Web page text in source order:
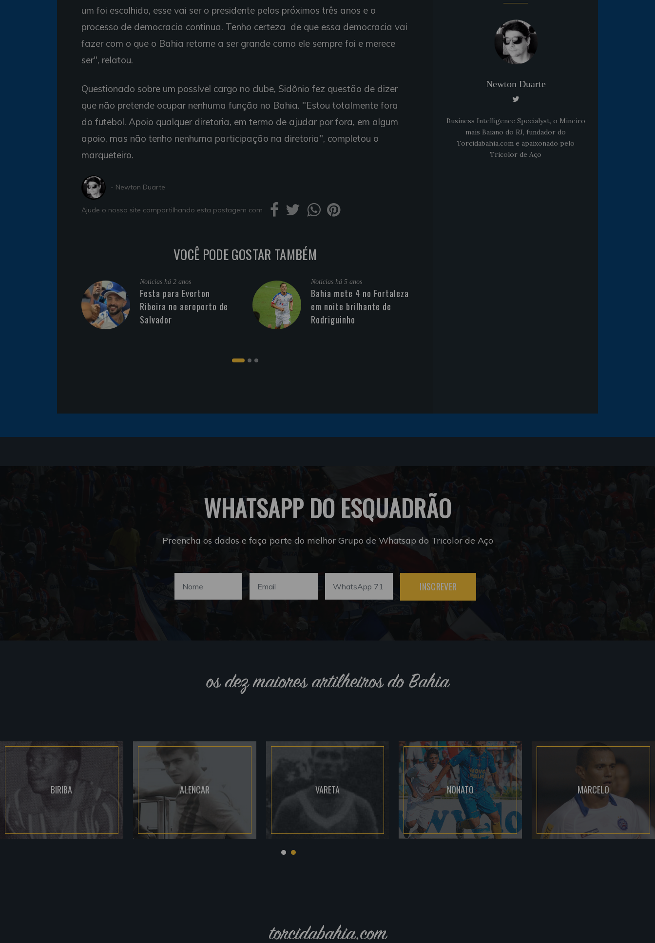
um foi escolhido, esse vai ser o presidente pelos próximos três anos e o
processo de democracia continua. Tenho certeza de que essa democracia vai
fazer com o que o Bahia retorne a ser grande como ele sempre foi e merece
ser", relatou.
Questionado sobre um possível cargo no clube, Sidônio fez questão de dizer
que não pretende ocupar nenhuma função no Bahia. "Estou totalmente fora
do futebol. Apoio qualquer diretoria, em termo de ajudar por fora, em algum
apoio, mas não tenho nenhuma participação na diretoria", completou o
marqueteiro.
- Newton Duarte
Ajude o nosso site compartilhando esta postagem com
VOCÊ PODE GOSTAR TAMBÉM
Noticias há 2 anos
Festa para Everton
Ribeira no aeroporto de
Salvador
Noticias há 5 anos
Bahia mete 4 no Fortaleza
em noite brilhante de
Rodriguinho
Newton Duarte
Business Intelligence Specialyst, o Mineiro
mais Baiano do RJ, fundador do
Torcidabahia.com e apaixonado pelo
Tricolor de Aço
WHATSAPP DO ESQUADRÃO
Preencha os dados e faça parte do melhor Grupo de Whatsap do Tricolor de Aço
INSCREVER
os dez maiores artilheiros do Bahia
BIRIBA ALENCAR VARETA NONATO MARCELO
torcidabahia.com